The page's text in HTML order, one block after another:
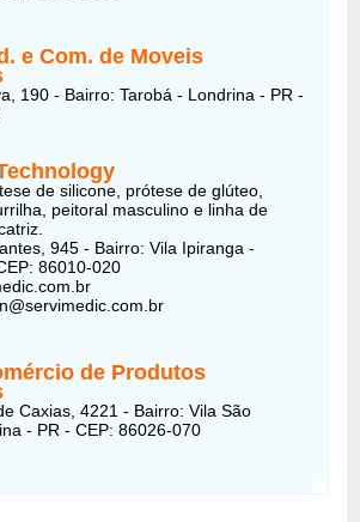
e Com. de Moveis
190 - Bairro: Tarobá - Londrina - PR -
de silicone, prótese de glúteo,
peitoral masculino e linha de
945 - Bairro: Vila Ipiranga -
86010-020
de Produtos
Caxias, 4221 - Bairro: Vila São
- PR - CEP: 86026-070